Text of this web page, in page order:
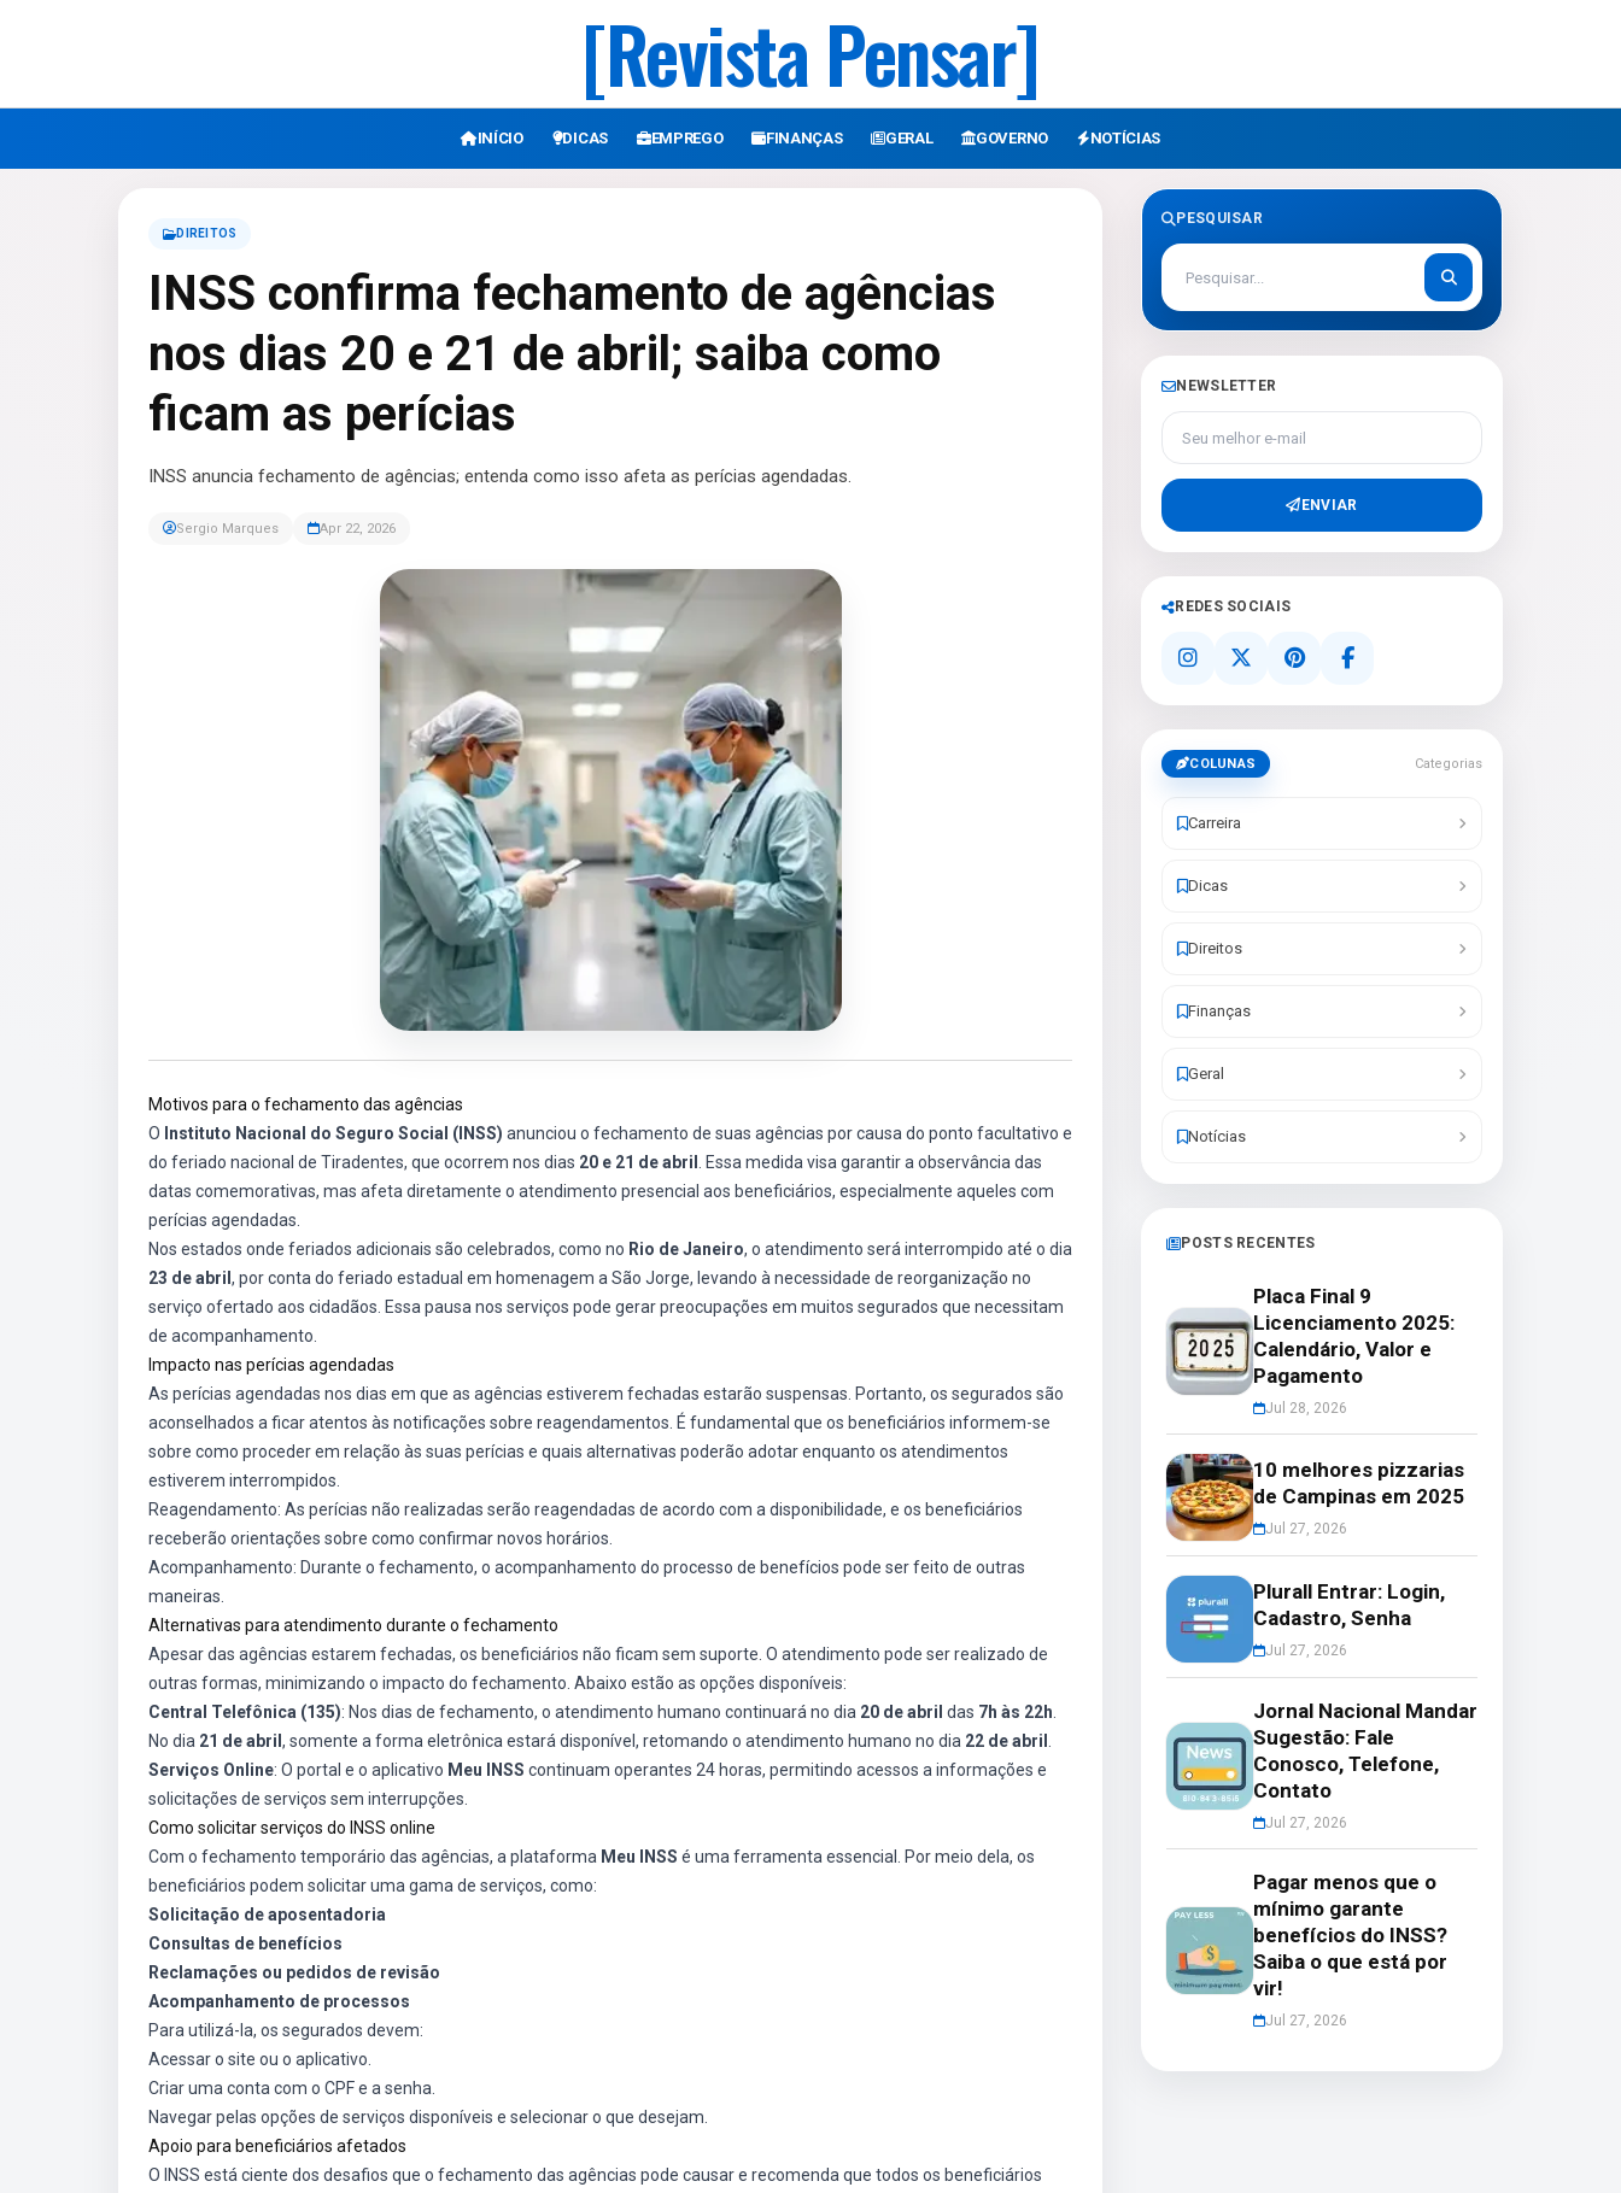
[Revista Pensar]
INÍCIO DICAS EMPREGO FINANÇAS GERAL GOVERNO NOTÍCIAS
DIREITOS
INSS confirma fechamento de agências
nos dias 20 e 21 de abril; saiba como
ficam as perícias
INSS anuncia fechamento de agências; entenda como isso afeta as perícias agendadas.
Sergio Marques Apr 22, 2026
Motivos para o fechamento das agências
O Instituto Nacional do Seguro Social (INSS) anunciou o fechamento de suas agências por causa do ponto facultativo e
do feriado nacional de Tiradentes, que ocorrem nos dias 20 e 21 de abril
. Essa medida visa garantir a observância das
datas comemorativas, mas afeta diretamente o atendimento presencial aos beneficiários, especialmente aqueles com
perícias agendadas.
Nos estados onde feriados adicionais são celebrados, como no Rio de Janeiro, o atendimento será interrompido até o dia
23 de abril , por conta do feriado estadual em homenagem a São Jorge, levando à necessidade de reorganização no
serviço ofertado aos cidadãos. Essa pausa nos serviços pode gerar preocupações em muitos segurados que necessitam
de acompanhamento.
Impacto nas perícias agendadas
As perícias agendadas nos dias em que as agências estiverem fechadas estarão suspensas. Portanto, os segurados são
aconselhados a ficar atentos às notificações sobre reagendamentos. É fundamental que os beneficiários informem-se
sobre como proceder em relação às suas perícias e quais alternativas poderão adotar enquanto os atendimentos
estiverem interrompidos.
Reagendamento: As perícias não realizadas serão reagendadas de acordo com a disponibilidade, e os beneficiários
receberão orientações sobre como confirmar novos horários.
Acompanhamento: Durante o fechamento, o acompanhamento do processo de benefícios pode ser feito de outras
maneiras.
Alternativas para atendimento durante o fechamento
Apesar das agências estarem fechadas, os beneficiários não ficam sem suporte. O atendimento pode ser realizado de
outras formas, minimizando o impacto do fechamento. Abaixo estão as opções disponíveis:
Central Telefônica (135): Nos dias de fechamento, o atendimento humano continuará no dia 20 de abril das 7h às 22h
No dia 21 de abril , somente a forma eletrônica estará disponível, retomando o atendimento humano no dia 22 de abril
Serviços Online: O portal e o aplicativo Meu INSS continuam operantes 24 horas, permitindo acessos a informações e
solicitações de serviços sem interrupções.
Como solicitar serviços do INSS online
Com o fechamento temporário das agências, a plataforma Meu INSS é uma ferramenta essencial. Por meio dela, os
beneficiários podem solicitar uma gama de serviços, como:
Solicitação de aposentadoria
Consultas de benefícios
Reclamações ou pedidos de revisão
Acompanhamento de processos
Para utilizá-la, os segurados devem:
Acessar o site ou o aplicativo.
Criar uma conta com o CPF e a senha.
Navegar pelas opções de serviços disponíveis e selecionar o que desejam.
Apoio para beneficiários afetados
O INSS está ciente dos desafios que o fechamento das agências pode causar e recomenda que todos os beneficiários
PESQUISAR
NEWSLETTER
Seu melhor e-mail
ENVIAR
REDES SOCIAIS
COLUNAS Categorias
Carreira
Dicas
Direitos
Finanças
Geral
Notícias
POSTS RECENTES
Placa Final 9
Licenciamento 2025:
Calendário, Valor e
Pagamento
Jul 28, 2026
10 melhores pizzarias
de Campinas em 2025
Jul 27, 2026
Plurall Entrar: Login,
Cadastro, Senha
Jul 27, 2026
Jornal Nacional Mandar
Sugestão: Fale
Conosco, Telefone,
Contato
Jul 27, 2026
Pagar menos que o
mínimo garante
benefícios do INSS?
Saiba o que está por
vir!
Jul 27, 2026